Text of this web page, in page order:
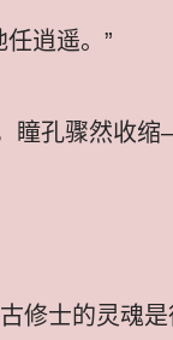
逍遥。”
瞳孔骤然收
修士的灵魂